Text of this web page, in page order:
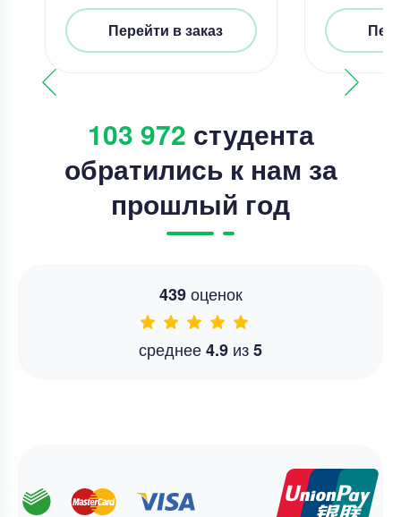
Перейти в заказ
103 972 студента
обратились к нам за
прошлый год
439оценок
среднее4.9 из5